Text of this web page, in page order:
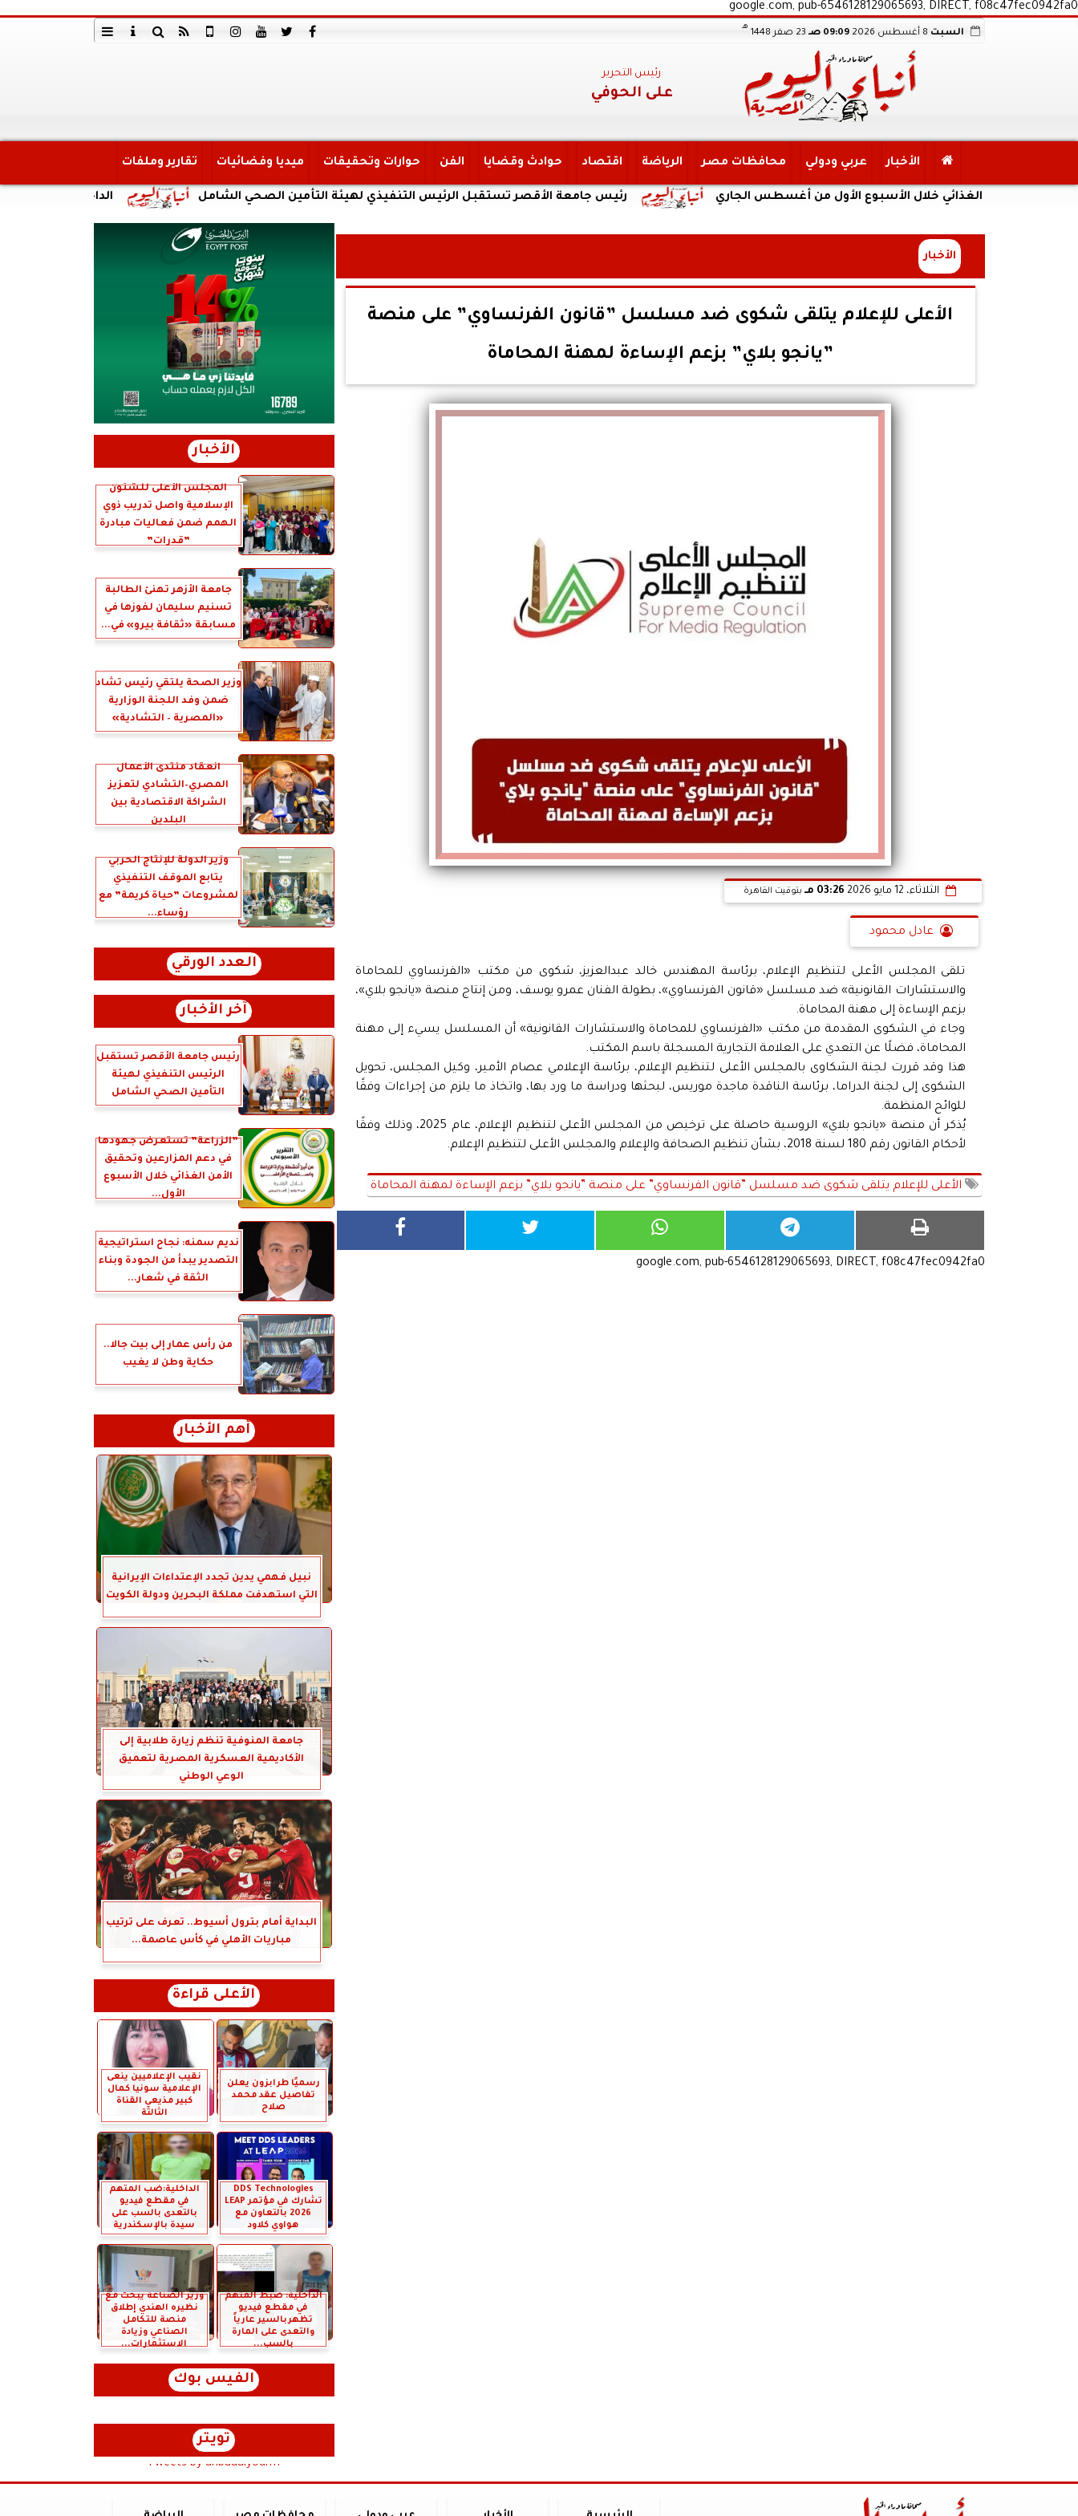
google.com, pub-6546128129065693, DIRECT, f08c47fec0942fa0
السبت 09:09 صـ 23 صفر 1448
هـ
رئيس التحرير
على الحوفي
الأخبار عربي ودولي محافظات مصر الرياضة اقتصاد حوادث وقضايا الفن حوارات وتحقيقات ميديا وفضائيات تقارير وملفات
الداخلية: ضبط أحد الأشخاص رئيس جامعة الأقصر تستقبل الرئيس التنفيذي لهيئة التأمين الصحي الشامل الأمن الغذائي خلال الأسبوع الأول من أغسطس الجاري
الأخبار
الأعلى للإعلام يتلقى شكوى ضد مسلسل ”قانون الفرنساوي” على منصة
”يانجو بلاي” بزعم الإساءة لمهنة المحاماة
الثلاثاء، 12 مايو 2026 03:26 مـ بتوقيت القاهرة
عادل محمود
تلقى المجلس الأعلى لتنظيم الإعلام، برئاسة المهندس خالد عبدالعزيز، شكوى من مكتب «الفرنساوي للمحاماة
والاستشارات القانونية» ضد مسلسل «قانون الفرنساوي»، بطولة الفنان عمرو يوسف، ومن إنتاج منصة «يانجو بلاي»،
بزعم الإساءة إلى مهنة المحاماة.
وجاء في الشكوى المقدمة من مكتب «الفرنساوي للمحاماة والاستشارات القانونية» أن المسلسل يسيء إلى مهنة
المحاماة، فضلًا عن التعدي على العلامة التجارية المسجلة باسم المكتب.
هذا وقد قررت لجنة الشكاوى بالمجلس الأعلى لتنظيم الإعلام، برئاسة الإعلامي عصام الأمير، وكيل المجلس، تحويل
الشكوى إلى لجنة الدراما، برئاسة الناقدة ماجدة موريس، لبحثها ودراسة ما ورد بها، واتخاذ ما يلزم من إجراءات وفقًا
للوائح المنظمة.
يُذكر أن منصة «يانجو بلاي» الروسية حاصلة على ترخيص من المجلس الأعلى لتنظيم الإعلام، عام 2025، وذلك وفقًا
لأحكام القانون رقم 180 لسنة 2018، بشأن تنظيم الصحافة والإعلام والمجلس الأعلى لتنظيم الإعلام.
الأعلى للإعلام يتلقى شكوى ضد مسلسل ”قانون الفرنساوي” على منصة ”يانجو بلاي” بزعم الإساءة لمهنة المحاماة
google.com, pub-6546128129065693, DIRECT, f08c47fec0942fa0
الأخبار
المجلس الأعلى للشئون
الإسلامية واصل تدريب ذوي
الهمم ضمن فعاليات مبادرة
”قدرات”
جامعة الأزهر تهنئ الطالبة
تسنيم سليمان لفوزها في
مسابقة «ثقافة بيرو» في...
وزير الصحة يلتقي رئيس تشاد
ضمن وفد اللجنة الوزارية
«المصرية – التشادية»
انعقاد منتدى الأعمال
المصري–التشادي لتعزيز
الشراكة الاقتصادية بين
البلدين
وزير الدولة للإنتاج الحربي
يتابع الموقف التنفيذي
لمشروعات ”حياة كريمة” مع
رؤساء...
العدد الورقي
آخر الأخبار
رئيس جامعة الأقصر تستقبل
الرئيس التنفيذي لهيئة
التأمين الصحي الشامل
”الزراعة” تستعرض جهودها
في دعم المزارعين وتحقيق
الأمن الغذائي خلال الأسبوع
الأول...
نديم سمنه: نجاح استراتيجية
التصدير يبدأ من الجودة وبناء
الثقة في شعار...
من رأس عمار إلى بيت جالا..
حكاية وطن لا يغيب
أهم الأخبار
نبيل فهمي يدين تجدد الإعتداءات الإيرانية
التي استهدفت مملكة البحرين ودولة الكويت
جامعة المنوفية تنظم زيارة طلابية إلى
الأكاديمية العسكرية المصرية لتعميق
الوعي الوطني
البداية أمام بترول أسيوط.. تعرف على ترتيب
مباريات الأهلي في كأس عاصمة...
الأعلى قراءة
رسميًا طرابزون يعلن
تفاصيل عقد محمد
صلاح
نقيب الإعلاميين ينعى
الإعلامية سونيا كمال
كبير مذيعي القناة
الثالثة
DDS Technologies
تشارك في مؤتمر LEAP
2026 بالتعاون مع
هواوي كلاود
الداخلية:ضب المتهم
في مقطع فيديو
بالتعدى بالسب على
سيدة بالإسكندرية
الداخلية: ضبط المتهم
في مقطع فيديو
تظهربالسير عارياً
والتعدى على المارة
بالسب...
وزير الصناعة يبحث مع
نظيره الهندي إطلاق
منصة للتكامل
الصناعي وزيادة
الاستثمارات...
الفيس بوك
تويتر
Tweets by anbaaalyoum1